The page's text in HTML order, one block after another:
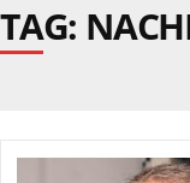
TAG: